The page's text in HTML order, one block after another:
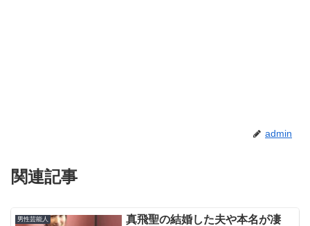
admin
関連記事
男性芸能人
真飛聖の結婚した夫や本名が凄